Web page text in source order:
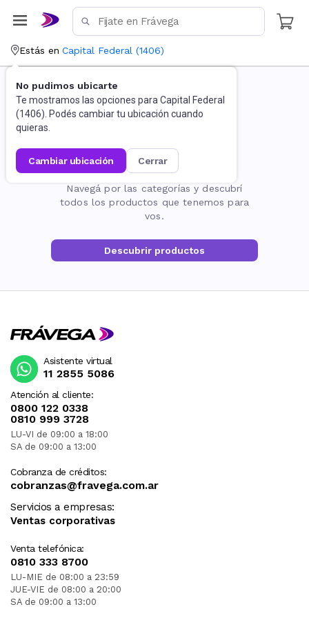
Estás en Capital Federal (1406)
No pudimos ubicarte
Te mostramos las opciones para Capital Federal
(1406). Podés cambiar tu ubicación cuando
quieras.
cambiar ubicación cerrar
La página no existe
Navegá por las categorías y descubrí
todos los productos que tenemos para
vos.
Descubrir productos
Atención al cliente:
0800 122 0338
0810 999 3728
LU-VI de 09:00 a 18:00
SA de 09:00 a 13:00
Cobranza de créditos:
cobranzas@fravega.com.ar
Servicios a empresas:
Ventas corporativas
Venta telefónica:
0810 333 8700
LU-MIE de 08:00 a 23:59
JUE-VIE de 08:00 a 20:00
SA de 09:00 a 13:00
Asistente virtual
11 2855 5086